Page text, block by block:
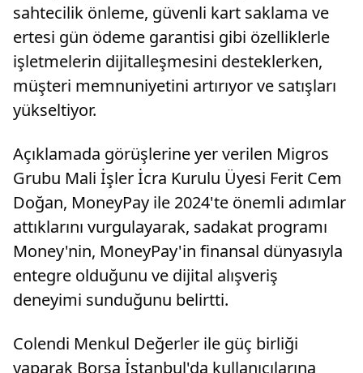
sahtecilik önleme, güvenli kart saklama ve
ertesi gün ödeme garantisi gibi özelliklerle
işletmelerin dijitalleşmesini desteklerken,
müşteri memnuniyetini artırıyor ve satışları
yükseltiyor.
Açıklamada görüşlerine yer verilen Migros
Grubu Mali İşler İcra Kurulu Üyesi Ferit Cem
Doğan, MoneyPay ile 2024'te önemli adımlar
attıklarını vurgulayarak, sadakat programı
Money'nin, MoneyPay'in finansal dünyasıyla
entegre olduğunu ve dijital alışveriş
deneyimi sunduğunu belirtti.
Colendi Menkul Değerler ile güç birliği
yaparak Borsa İstanbul'da kullanıcılarına